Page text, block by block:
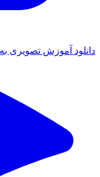
دانلود آموزش تصویری